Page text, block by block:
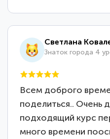
Светлана
Знаток города 4
Всем доброго
поделиться.. Очень
подходящий курс
много времени